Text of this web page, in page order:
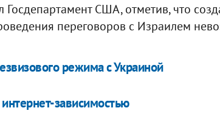
США, отметив, что
переговоров с Израилем
режима с Украиной
зависимостью